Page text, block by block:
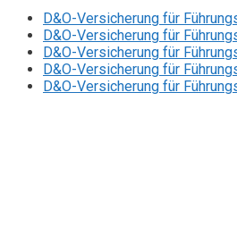
D&O-Versicherung für
D&O-Versicherung für
D&O-Versicherung für
D&O-Versicherung für
D&O-Versicherung für